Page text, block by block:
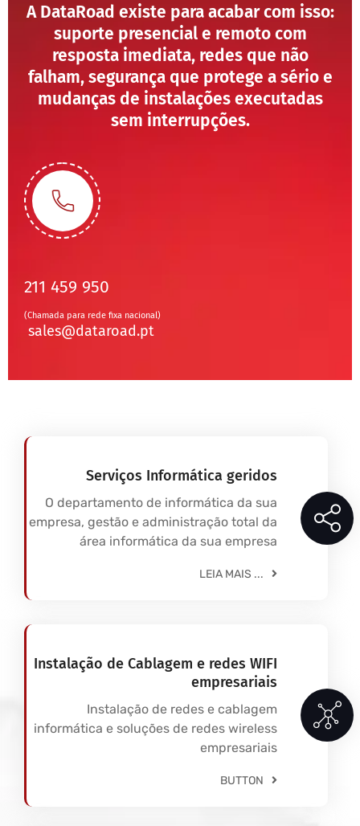
A DataRoad existe para acabar com isso:
suporte presencial e remoto com
resposta imediata, redes que não
falham, segurança que protege a sério e
mudanças de instalações executadas
sem interrupções.
211 459 950
(Chamada para rede fixa nacional)
sales@dataroad.pt
Serviços Informática geridos
O departamento de informática da sua
empresa, gestão e administração total da
área informática da sua empresa
LEIA MAIS ...
Instalação de Cablagem e redes WIFI
empresariais
Instalação de redes e cablagem
informática e soluções de redes wireless
empresariais
BUTTON